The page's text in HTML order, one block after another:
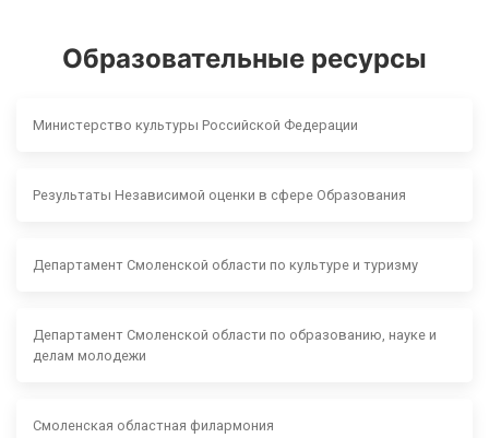
Образовательные ресурсы
Министерство культуры Российской Федерации
Результаты Независимой оценки в сфере Образования
Департамент Смоленской области по культуре и туризму
Департамент Смоленской области по образованию, науке и
делам молодежи
Смоленская областная филармония